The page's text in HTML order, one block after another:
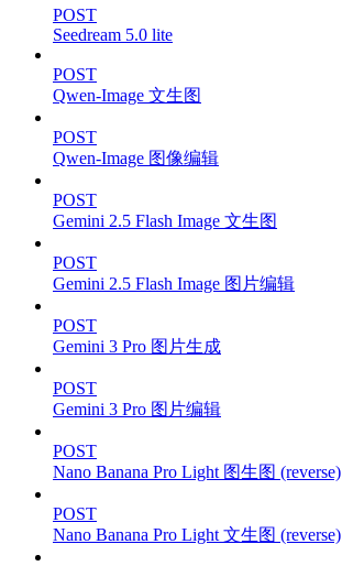
POST
Seedream 5.0 lite
POST
Qwen-Image 文生图
POST
Qwen-Image 图像编辑
POST
Gemini 2.5 Flash Image 文生图
POST
Gemini 2.5 Flash Image 图片编辑
POST
Gemini 3 Pro 图片生成
POST
Gemini 3 Pro 图片编辑
POST
Nano Banana Pro Light 图生图 (reverse)
POST
Nano Banana Pro Light 文生图 (reverse)